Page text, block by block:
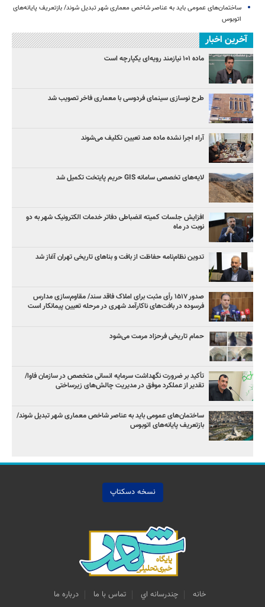
ساختمان‌های عمومی باید به عناصر شاخص معماری شهر تبدیل شوند/ بازتعریف پایانه‌های
اتوبوس
آخرین اخبار
ماده ۱۰۱ نیازمند رویه‌ای یکپارچه است
طرح نوسازی سینمای فردوسی با معماری فاخر تصویب شد
آراء اجرا نشده ماده صد تعیین تکلیف می‌شوند
لایه‌های تخصصی سامانه GIS حریم پایتخت تکمیل شد
افزایش جلسات کمیته انضباطی دفاتر خدمات الکترونیک شهر به دو
نوبت در ماه
تدوین نظام‌نامه حفاظت از بافت و بناهای تاریخی تهران آغاز شد
صدور ۱۵۱۷ رأی مثبت برای املاک فاقد سند/ مقاوم‌سازی مدارس
فرسوده در بافت‌های ناکارآمد شهری در مرحله تعیین پیمانکار است
حمام تاریخی فرحزاد مرمت می‌شود
تأکید بر ضرورت نگهداشت سرمایه انسانی متخصص در سازمان فاوا/
تقدیر از عملکرد موفق در مدیریت چالش‌های زیرساختی
ساختمان‌های عمومی باید به عناصر شاخص معماری شهر تبدیل شوند/
بازتعریف پایانه‌های اتوبوس
نسخه دسکتاپ
خانه چندرسانه اي تماس با ما درباره ما